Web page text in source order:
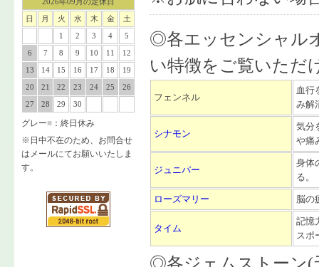
日
月 火 水 木 金
土
1
2 3 4
5
6
7 8 9 10 11
12
13
14 15 16 17 18
19
20
21 22 23 24 25
26
27
28 29 30
グレー■ ：終日休み
※日中不在のため、お問合せ
はメールにてお願いいたしま
す。
◎各エッセンシャル
い特徴をご覧いただ
フェンネル
血行
み解
シナモン
気分
や痛
ジュニパー
身体
る。
ローズマリー 脳の
タイム
記憶
スポ